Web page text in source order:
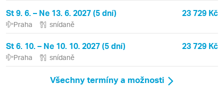
St 9. 6. – Ne 13. 6. 2027 (5 dní) 23 729 Kč
Praha snídaně
St 6. 10. – Ne 10. 10. 2027 (5 dní) 23 729 Kč
Praha snídaně
Všechny termíny a možnosti